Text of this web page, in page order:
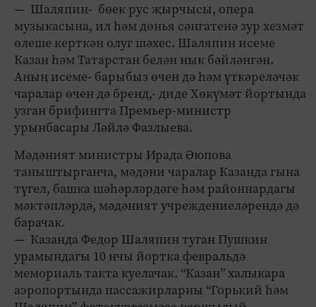
— Шаляпин- бөек рус җырчысы, опера
музыкасына, ил һәм дөнья сәнгатенә зур хезмәт
өлеше керткән олуг шәхес. Шаляпин исеме
Казан һәм Татарстан белән нык бәйләнгән.
Аның исеме- барыбыз өчен дә һәм үткәреләчәк
чаралар өчен дә бренд,- диде Хөкүмәт йортында
узган брифингта Премьер-министр
урынбасары Ләйлә Фазлыева.
Мәдәният министры Ирада Әюпова
таныштырганча, мәдәни чаралар Казанда гына
түгел, башка шәһәрләрдәге һәм районнардагы
мәктәпләрдә, мәдәният учреждениеләрендә дә
барачак.
— Казанда Федор Шаляпин туган Пушкин
урамындагы 10 нчы йортка февральдә
мемориаль такта куелачак. “Казан” халыкара
аэропортында пассажирларны “Горький һәм